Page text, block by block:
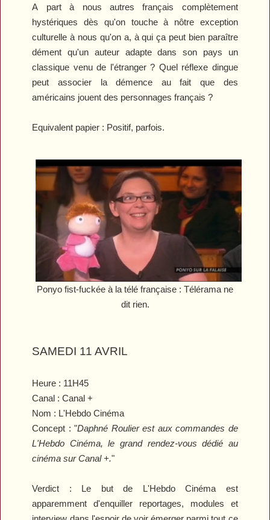
A part à nous autres français complètement
hystériques dès qu'on touche à nôtre exception
culturelle à nous qu'on a, à qui ça peut bien paraître
dément qu'un auteur adapte dans son pays un
classique venu de l'étranger ? Quel réflexe dingue
peut associer la démence au fait que des
américains jouent des personnages français ?
Equivalent papier : Positif, parfois.
Ponyo fist-fuckée à la télé française : Télérama ne
dit rien.
SAMEDI 11 AVRIL
Heure : 11H45
Canal :Canal +
Nom : L'Hebdo Cinéma
Concept :"Daphné Roulier est aux commandes de
L'Hebdo Cinéma, le grand rendez-vous dédié au
cinéma sur Canal +."
Verdict : Le but de L'Hebdo Cinéma est
apparemment d'enquiller reportages, modules et